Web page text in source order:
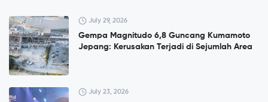
July 29, 2026
Gempa Magnitudo 6,8 Guncang Kumamoto
Jepang: Kerusakan Terjadi di Sejumlah Area
July 23, 2026